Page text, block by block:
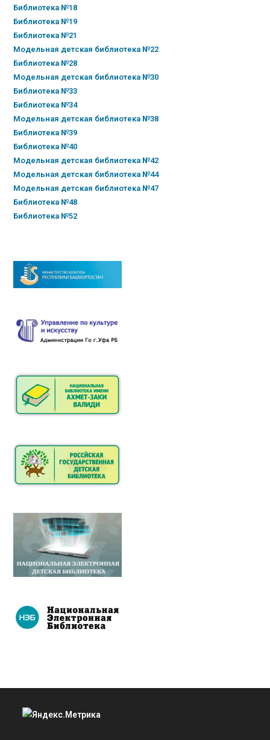
Библиотека №18
Библиотека №19
Библиотека №21
Модельная детская библиотека №22
Библиотека №28
Модельная детская библиотека №30
Библиотека №33
Библиотека №34
Модельная детская библиотека №38
Библиотека №39
Библиотека №40
Модельная детская библиотека №42
Модельная детская библиотека №44
Модельная детская библиотека №47
Библиотека №48
Библиотека №52